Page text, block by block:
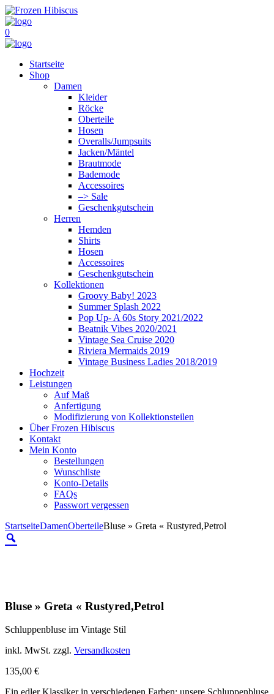
0
Startseite
Shop
Damen
Kleider
Röcke
Oberteile
Hosen
Overalls/Jumpsuits
Jacken/Mäntel
Brautmode
Bademode
Accessoires
–> Sale
Geschenkgutschein
Herren
Hemden
Shirts
Hosen
Accessoires
Geschenkgutschein
Kollektionen
Groovy Baby! 2023
Summer Splash 2022
Pop Up- A 60s Story 2021/2022
Beatnik Vibes 2020/2021
Vintage Sea Cruise 2020
Riviera Mermaids 2019
Vintage Business Ladies 2018/2019
Hochzeit
Leistungen
Auf Maß
Anfertigung
Modifizierung von Kollektionsteilen
Über Frozen Hibiscus
Kontakt
Mein Konto
Bestellungen
Wunschliste
Konto-Details
FAQs
Passwort vergessen
StartseiteDamenOberteileBluse » Greta « Rustyred,Petrol
Bluse » Greta « Rustyred,Petrol
Schluppenbluse im Vintage Stil
inkl. MwSt. zzgl. Versandkosten
135,00 €